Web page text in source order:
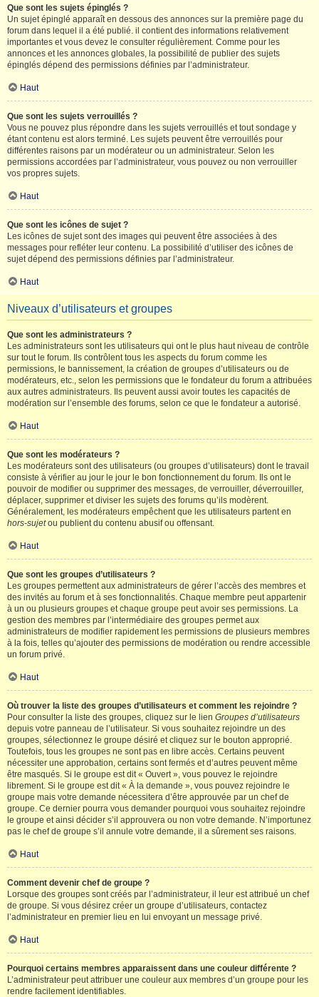
Que sont les sujets épinglés ?
Un sujet épinglé apparaît en dessous des annonces sur la première page du
forum dans lequel il a été publié. il contient des informations relativement
importantes et vous devez le consulter régulièrement. Comme pour les
annonces et les annonces globales, la possibilité de publier des sujets
épinglés dépend des permissions définies par l’administrateur.
Haut
Que sont les sujets verrouillés ?
Vous ne pouvez plus répondre dans les sujets verrouillés et tout sondage y
étant contenu est alors terminé. Les sujets peuvent être verrouillés pour
différentes raisons par un modérateur ou un administrateur. Selon les
permissions accordées par l’administrateur, vous pouvez ou non verrouiller
vos propres sujets.
Haut
Que sont les icônes de sujet ?
Les icônes de sujet sont des images qui peuvent être associées à des
messages pour refléter leur contenu. La possibilité d’utiliser des icônes de
sujet dépend des permissions définies par l’administrateur.
Haut
Niveaux d’utilisateurs et groupes
Que sont les administrateurs ?
Les administrateurs sont les utilisateurs qui ont le plus haut niveau de contrôle
sur tout le forum. Ils contrôlent tous les aspects du forum comme les
permissions, le bannissement, la création de groupes d’utilisateurs ou de
modérateurs, etc., selon les permissions que le fondateur du forum a attribuées
aux autres administrateurs. Ils peuvent aussi avoir toutes les capacités de
modération sur l’ensemble des forums, selon ce que le fondateur a autorisé.
Haut
Que sont les modérateurs ?
Les modérateurs sont des utilisateurs (ou groupes d’utilisateurs) dont le travail
consiste à vérifier au jour le jour le bon fonctionnement du forum. Ils ont le
pouvoir de modifier ou supprimer des messages, de verrouiller, déverrouiller,
déplacer, supprimer et diviser les sujets des forums qu’ils modèrent.
Généralement, les modérateurs empêchent que les utilisateurs partent en
hors-sujetou publient du contenu abusif ou offensant.
Haut
Que sont les groupes d’utilisateurs ?
Les groupes permettent aux administrateurs de gérer l’accès des membres et
des invités au forum et à ses fonctionnalités. Chaque membre peut appartenir
à un ou plusieurs groupes et chaque groupe peut avoir ses permissions. La
gestion des membres par l’intermédiaire des groupes permet aux
administrateurs de modifier rapidement les permissions de plusieurs membres
à la fois, telles qu’ajouter des permissions de modération ou rendre accessible
un forum privé.
Haut
Où trouver la liste des groupes d’utilisateurs et comment les rejoindre ?
Pour consulter la liste des groupes, cliquez sur le lien Groupes d’utilisateurs
depuis votre panneau de l’utilisateur. Si vous souhaitez rejoindre un des
groupes, sélectionnez le groupe désiré et cliquez sur le bouton approprié.
Toutefois, tous les groupes ne sont pas en libre accès. Certains peuvent
nécessiter une approbation, certains sont fermés et d’autres peuvent même
être masqués. Si le groupe est dit « Ouvert », vous pouvez le rejoindre
librement. Si le groupe est dit « À la demande », vous pouvez rejoindre le
groupe mais votre demande nécessitera d’être approuvée par un chef de
groupe. Ce dernier pourra vous demander pourquoi vous souhaitez rejoindre
le groupe et ainsi décider s’il approuvera ou non votre demande. N’importunez
pas le chef de groupe s’il annule votre demande, il a sûrement ses raisons.
Haut
Comment devenir chef de groupe ?
Lorsque des groupes sont créés par l’administrateur, il leur est attribué un chef
de groupe. Si vous désirez créer un groupe d’utilisateurs, contactez
l’administrateur en premier lieu en lui envoyant un message privé.
Haut
Pourquoi certains membres apparaissent dans une couleur différente ?
L’administrateur peut attribuer une couleur aux membres d’un groupe pour les
rendre facilement identifiables.